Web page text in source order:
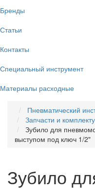
Бренды
Статьи
Контакты
Специальный инструмент
Материалы расходные
Пневматический
Запчасти и
Зубило для
выступом под ключ 1/2"
Зубило